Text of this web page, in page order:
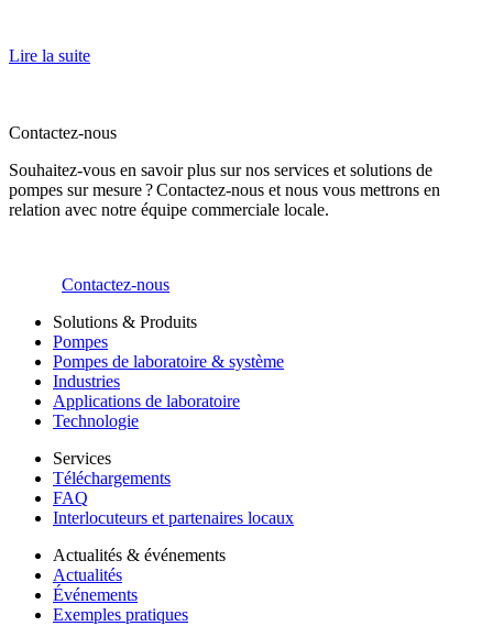
Lire la suite
Contactez-nous
Souhaitez-vous en savoir plus sur nos services et solutions de
pompes sur mesure ? Contactez-nous et nous vous mettrons en
relation avec notre équipe commerciale locale.
Contactez-nous
Solutions & Produits
Pompes
Pompes de laboratoire & système
Industries
Applications de laboratoire
Technologie
Services
Téléchargements
FAQ
Interlocuteurs et partenaires locaux
Actualités & événements
Actualités
Événements
Exemples pratiques